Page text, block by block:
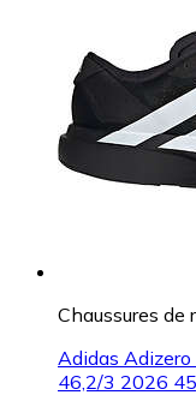
Chaussures de
Adidas
46,2/3 2026